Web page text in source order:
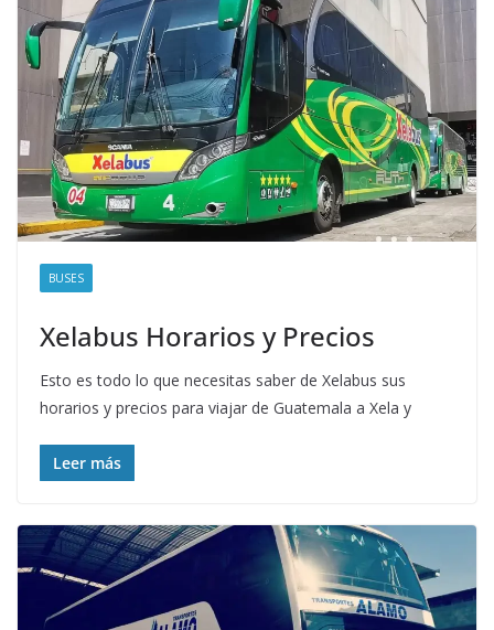
BUSES
Xelabus Horarios y Precios
Esto es todo lo que necesitas saber de Xelabus sus
horarios y precios para viajar de Guatemala a Xela y
Leer más